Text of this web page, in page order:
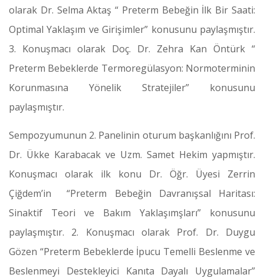
olarak Dr. Selma Aktaş “ Preterm Bebeğin İlk Bir Saati:
Optimal Yaklaşım ve Girişimler” konusunu paylaşmıştır.
3. Konuşmacı olarak Doç. Dr. Zehra Kan Öntürk “
Preterm Bebeklerde Termoregülasyon: Normoterminin
Korunmasına Yönelik Stratejiler” konusunu
paylaşmıştır.
Sempozyumunun 2. Panelinin oturum başkanlığını Prof.
Dr. Ükke Karabacak ve Uzm. Samet Hekim yapmıştır.
Konuşmacı olarak ilk konu Dr. Öğr. Üyesi Zerrin
Çiğdem’in “Preterm Bebeğin Davranışsal Haritası:
Sinaktif Teori ve Bakım Yaklaşımşları” konusunu
paylaşmıştır. 2. Konuşmacı olarak Prof. Dr. Duygu
Gözen “Preterm Bebeklerde İpucu Temelli Beslenme ve
Beslenmeyi Destekleyici Kanıta Dayalı Uygulamalar”